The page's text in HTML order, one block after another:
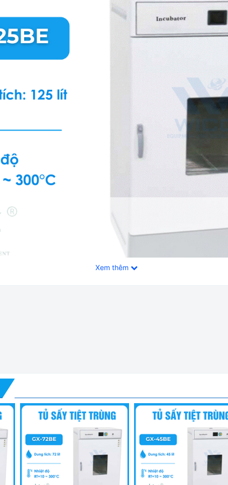
khẩu do hãng Xingchen Trung Quốc sản xuất. Đây là dòng tủ
lại sản phẩm chất lượng với giá thành tốt nhất.
nhiệt độ cao để tiệt trùng dụng cụ, thiết bị, xử lý nhiệt trong
thác mỏ, viện nghiên cứu, đơn vị y tế và y tế...
tủ Inox 304 - Bộ điều khiển hiện số - Cửa kép
tấm cán nguội chất lượng cao, và bề mặt được xử lý bằng
và độ bền cao.
Xem thêm